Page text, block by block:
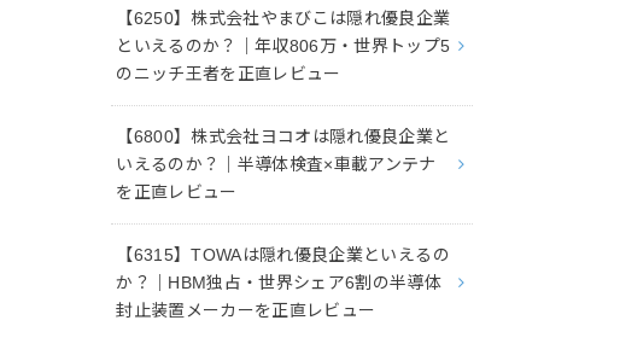
【6250】株式会社やまびこは隠れ優良企業
といえるのか？｜年収806万・世界トップ5
のニッチ王者を正直レビュー
【6800】株式会社ヨコオは隠れ優良企業と
いえるのか？｜半導体検査×車載アンテナ
を正直レビュー
【6315】TOWAは隠れ優良企業といえるの
か？｜HBM独占・世界シェア6割の半導体
封止装置メーカーを正直レビュー